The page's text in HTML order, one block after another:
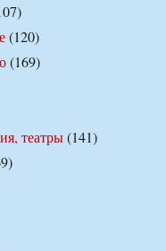
(120)
(169)
театры(141)